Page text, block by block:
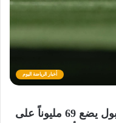
أخبار الرياضة اليوم
خليفة دياز في قبضة الريدز.. ليفربول يضع 69 مليوناً على